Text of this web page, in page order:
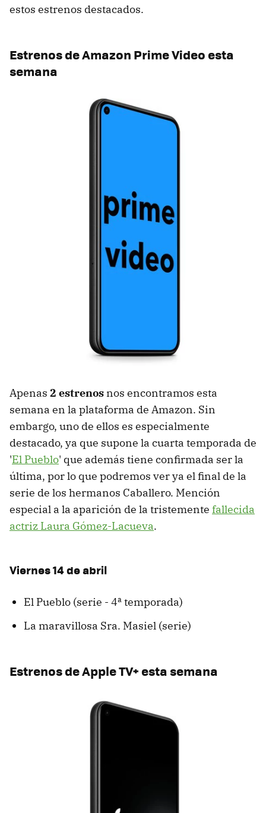
estos estrenos destacados.
Estrenos de Amazon Prime Video esta
semana
Apenas 2 estrenos nos encontramos esta
semana en la plataforma de Amazon. Sin
embargo, uno de ellos es especialmente
destacado, ya que supone la cuarta temporada de
'El Pueblo' que además tiene confirmada ser la
última, por lo que podremos ver ya el final de la
serie de los hermanos Caballero. Mención
especial a la aparición de la tristemente fallecida
actriz Laura Gómez-Lacueva.
Viernes 14 de abril
El Pueblo (serie - 4ª temporada)
La maravillosa Sra. Masiel (serie)
Estrenos de Apple TV+ esta semana